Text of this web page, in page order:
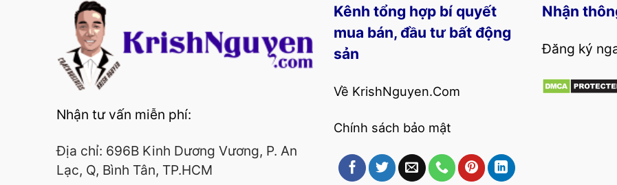
Nhận tư vấn miễn phí:
Địa chỉ: 696B Kinh Dương Vương, P. An
Lạc, Q, Bình Tân, TP.HCM
Kênh tổng hợp bí quyết
mua bán, đầu tư bất động
sản
Về KrishNguyen.Com
Chính sách bảo mật
Nhận
Đăng ký